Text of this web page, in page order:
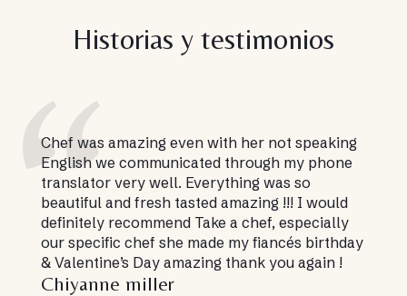
Historias y testimonios
Chef was amazing even with her not speaking
English we communicated through my phone
translator very well. Everything was so
beautiful and fresh tasted amazing !!! I would
definitely recommend Take a chef, especially
our specific chef she made my fiancés birthday
& Valentine’s Day amazing thank you again !
Chiyanne miller